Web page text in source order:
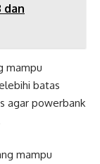
dan
mampu
batas
agar powerbank
mampu